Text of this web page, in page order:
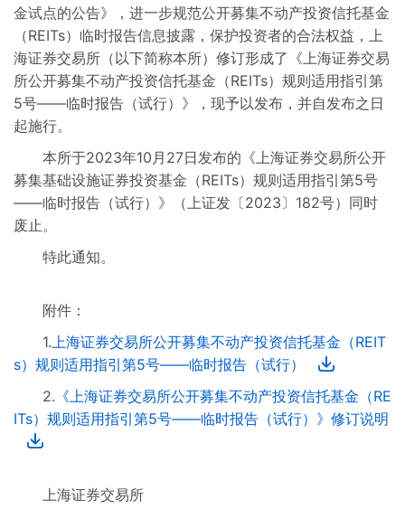
纪律处分与复核
交易收费
其他业务规则
已废止业务规则
金试点的公告》，进一步规范公开募集不动产投资信托基金
（REITs）临时报告信息披露，保护投资者的合法权益，上
海证券交易所（以下简称本所）修订形成了《上海证券交易
所公开募集不动产投资信托基金（REITs）规则适用指引第
5号——临时报告（试行）》，现予以发布，并自发布之日
起施行。
本所于2023年10月27日发布的《上海证券交易所公开
募集基础设施证券投资基金（REITs）规则适用指引第5号
——临时报告（试行）》（上证发〔2023〕182号）同时
废止。
特此通知。
附件：
1.上海证券交易所公开募集不动产投资信托基金（REIT
s）规则适用指引第5号——临时报告（试行）
2. 《上海证券交易所公开募集不动产投资信托基金（RE
ITs）规则适用指引第5号——临时报告（试行）》修订说明
上海证券交易所